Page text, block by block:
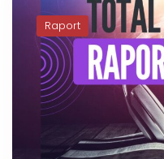
Raport